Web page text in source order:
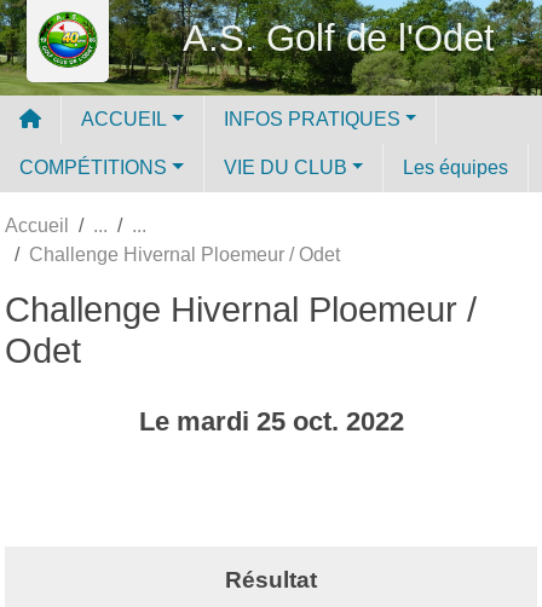
A.S. Golf de l'Odet
ACCUEIL INFOS PRATIQUES
COMPÉTITIONS VIE DU CLUB Les équipes
Accueil
Challenge Hivernal Ploemeur / Odet
Challenge Hivernal Ploemeur /
Odet
Le mardi 25 oct. 2022
Résultat
Panneau de gestion des cookies